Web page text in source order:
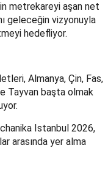
metrekareyi aşan net
geleceğin vizyonuyla
hedefliyor.
Almanya, Çin, Fas,
Tayvan başta olmak
Istanbul 2026,
arasında yer alma